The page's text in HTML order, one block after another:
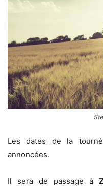
Les dates de la
annoncées.
Il sera de passage à